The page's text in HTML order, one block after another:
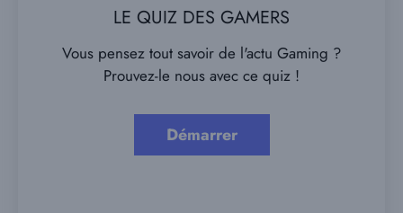
LE QUIZ DES GAMERS
Vous pensez tout savoir de l'actu Gaming ?
Prouvez-le nous avec ce quiz !